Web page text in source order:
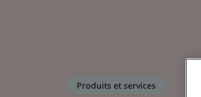
Produits et services